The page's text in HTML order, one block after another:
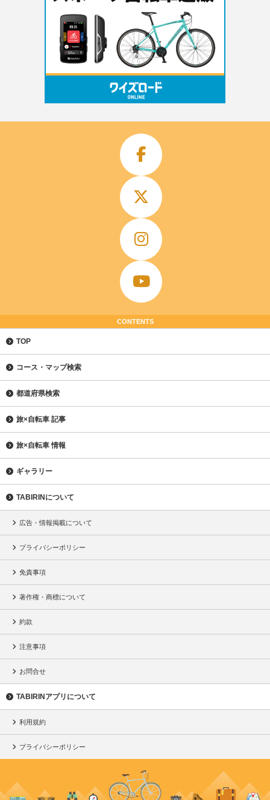
CONTENTS
TOP
コース・マップ検索
都道府県検索
旅×自転車 記事
旅×自転車 情報
ギャラリー
TABIRINについて
広告・情報掲載について
プライバシーポリシー
免責事項
著作権・商標について
約款
注意事項
お問合せ
TABIRINアプリについて
利用規約
プライバシーポリシー